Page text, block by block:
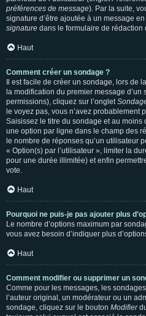
préférences de message). Par la suite,
signature d’être ajoutée à un message
signature dans le formulaire de rédaction
Haut
Comment créer un sondage ?
Il est facile de créer un sondage, lors de
la modification du premier message d’un
permissions), cliquez sur l’onglet
le voyez pas, vous n’avez probablement
Saisissez le titre du sondage et au
une option par ligne dans le champ des
le nombre de réponses qu’un utilisateur
« Option(s) par l’utilisateur », limiter la
pour une durée illimitée) et enfin
vote.
Haut
Pourquoi ne puis-je pas ajouter plus
Le nombre d’options maximum par
vous avez besoin d’indiquer plus
Haut
Comment modifier ou supprimer un
Comme pour les messages, les
l’auteur original, un modérateur ou un
sondage, cliquez sur le bouton Modifier